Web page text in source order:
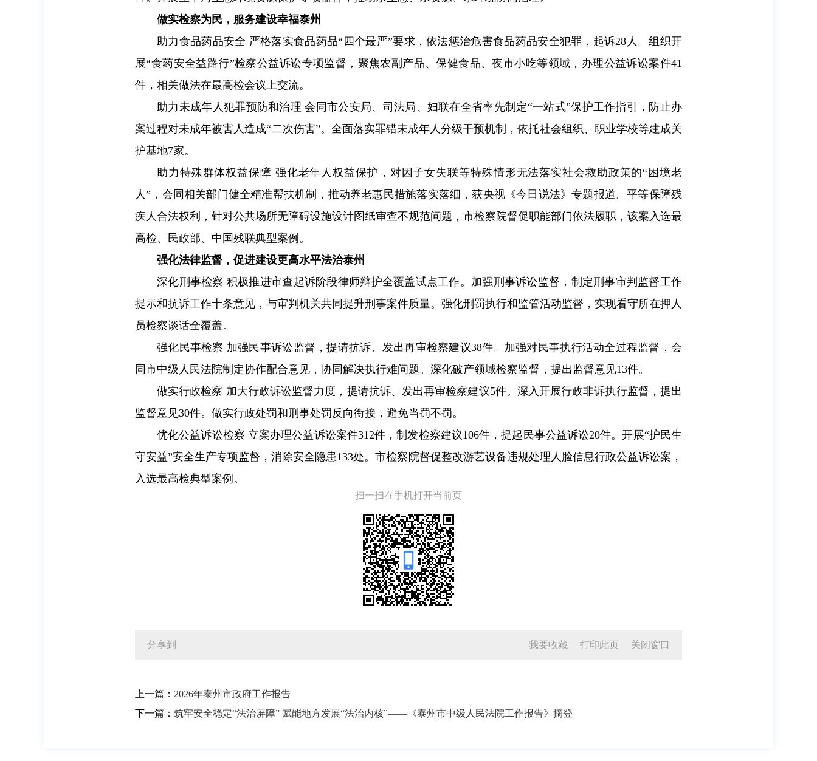
做实检察为民，服务建设幸福泰州
助力食品药品安全 严格落实食品药品“四个最严”要求，依法惩治危害食品药品安全犯罪，起诉28人。组织开
展“食药安全益路行”检察公益诉讼专项监督，聚焦农副产品、保健食品、夜市小吃等领域，办理公益诉讼案件41
件，相关做法在最高检会议上交流。
助力未成年人犯罪预防和治理 会同市公安局、司法局、妇联在全省率先制定“一站式”保护工作指引，防止办
案过程对未成年被害人造成“二次伤害”。全面落实罪错未成年人分级干预机制，依托社会组织、职业学校等建成关
护基地7家。
助力特殊群体权益保障 强化老年人权益保护，对因子女失联等特殊情形无法落实社会救助政策的“困境老
人”，会同相关部门健全精准帮扶机制，推动养老惠民措施落实落细，获央视《今日说法》专题报道。平等保障残
疾人合法权利，针对公共场所无障碍设施设计图纸审查不规范问题，市检察院督促职能部门依法履职，该案入选最
高检、民政部、中国残联典型案例。
强化法律监督，促进建设更高水平法治泰州
深化刑事检察 积极推进审查起诉阶段律师辩护全覆盖试点工作。加强刑事诉讼监督，制定刑事审判监督工作
提示和抗诉工作十条意见，与审判机关共同提升刑事案件质量。强化刑罚执行和监管活动监督，实现看守所在押人
员检察谈话全覆盖。
强化民事检察 加强民事诉讼监督，提请抗诉、发出再审检察建议38件。加强对民事执行活动全过程监督，会
同市中级人民法院制定协作配合意见，协同解决执行难问题。深化破产领域检察监督，提出监督意见13件。
做实行政检察 加大行政诉讼监督力度，提请抗诉、发出再审检察建议5件。深入开展行政非诉执行监督，提出
监督意见30件。做实行政处罚和刑事处罚反向衔接，避免当罚不罚。
优化公益诉讼检察 立案办理公益诉讼案件312件，制发检察建议106件，提起民事公益诉讼20件。开展“护民生
守安益”安全生产专项监督，消除安全隐患133处。市检察院督促整改游艺设备违规处理人脸信息行政公益诉讼案，
入选最高检典型案例。
扫一扫在手机打开当前页
分享到 我要收藏 打印此页 关闭窗口
上一篇： 2026年泰州市政府工作报告
下一篇： 筑牢安全稳定“法治屏障” 赋能地方发展“法治内核”——《泰州市中级人民法院工作报告》摘登